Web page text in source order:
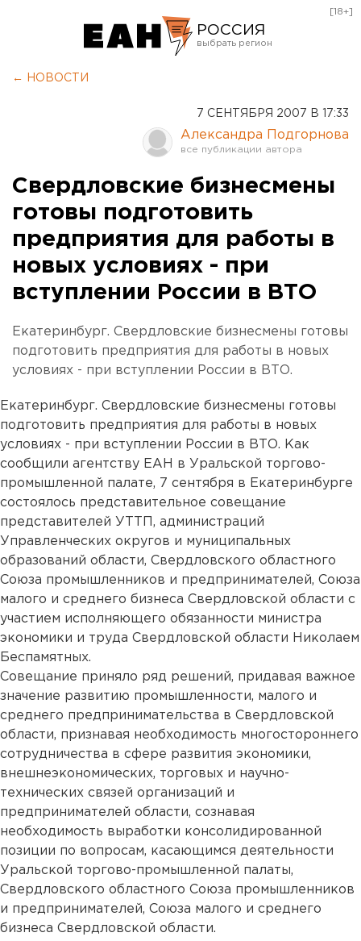
РОССИЯ
Оренбург
[18+]
← НОВОСТИ
7 СЕНТЯБРЯ 2007 В 17:33
Александра Подгорнова
Свердловские бизнесмены
готовы подготовить
предприятия для работы в
новых условиях - при
вступлении России в ВТО
Екатеринбург. Свердловские бизнесмены готовы
подготовить предприятия для работы в новых
условиях - при вступлении России в ВТО.
Екатеринбург. Свердловские бизнесмены готовы
подготовить предприятия для работы в новых
условиях - при вступлении России в ВТО. Как
сообщили агентству ЕАН в Уральской торгово-
промышленной палате, 7 сентября в Екатеринбурге
состоялось представительное совещание
представителей УТТП, администраций
Управленческих округов и муниципальных
образований области, Свердловского областного
Союза промышленников и предпринимателей, Союза
малого и среднего бизнеса Свердловской области с
участием исполняющего обязанности министра
экономики и труда Свердловской области Николаем
Беспамятных.
Совещание приняло ряд решений, придавая важное
значение развитию промышленности, малого и
среднего предпринимательства в Свердловской
области, признавая необходимость многостороннего
сотрудничества в сфере развития экономики,
внешнеэкономических, торговых и научно-
технических связей организаций и
предпринимателей области, сознавая
необходимость выработки консолидированной
позиции по вопросам, касающимся деятельности
Уральской торгово-промышленной палаты,
Свердловского областного Союза промышленников
и предпринимателей, Союза малого и среднего
бизнеса Свердловской области.